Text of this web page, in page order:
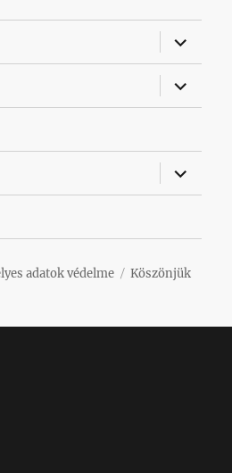
almenü
almenü
almenü
adatok védelme
Köszönjük